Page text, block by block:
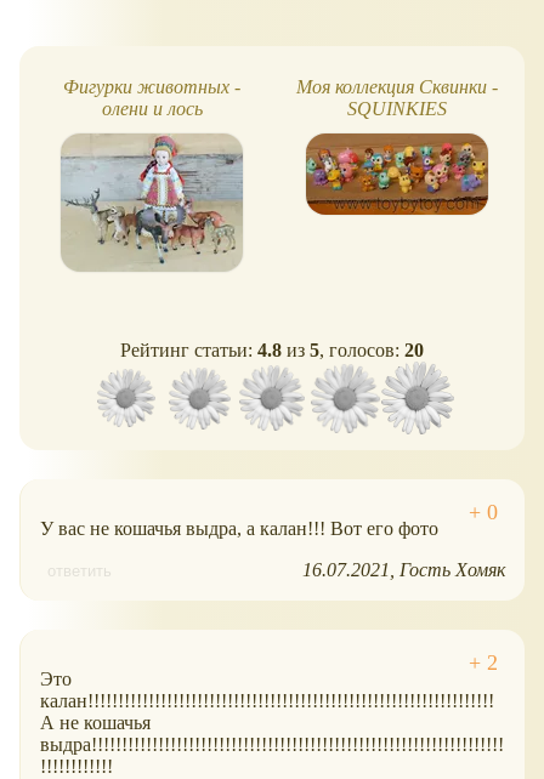
Фигурки животных -
олени и лось
Моя коллекция Сквинки -
SQUINKIES
Рейтинг статьи: 4.8 из 5, голосов: 20
У вас не кошачья выдра, а калан!!! Вот его фото
ответить 16.07.2021 Гость Хомяк
Это
калан!!!!!!!!!!!!!!!!!!!!!!!!!!!!!!!!!!!!!!!!!!!!!!!!!!!!!!!!!!!!!!!!!!!
А не кошачья
выдра!!!!!!!!!!!!!!!!!!!!!!!!!!!!!!!!!!!!!!!!!!!!!!!!!!!!!!!!!!!!!!!!!!!!
!!!!!!!!!!!!